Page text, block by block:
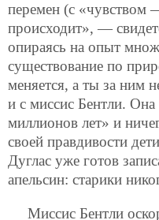
перемен (с «чувством
происходит», —
опираясь на опыт
существование по
меняется, а ты за ним
и с миссис Бентли. Она
миллионов лет» и
своей правдивости
Дуглас уже готов
апельсин: старики
Миссис Бентли